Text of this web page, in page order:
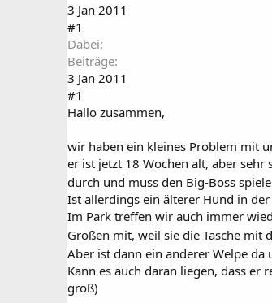
3 Jan 2011
#1
Dabei
Beiträge
3 Jan 2011
#1
Hallo zusammen,
wir haben ein kleines Problem mit
er ist jetzt 18 Wochen alt, aber
durch und muss den Big-Boss
Ist allerdings ein älterer Hund in
Im Park treffen wir auch immer
Großen mit, weil sie die Tasche mit
Aber ist dann ein anderer Welpe
Kann es auch daran liegen, dass
groß)